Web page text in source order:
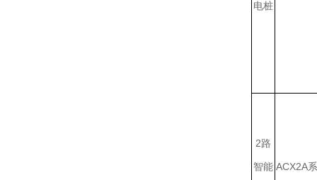
电桩
2路
智能 ACX2A